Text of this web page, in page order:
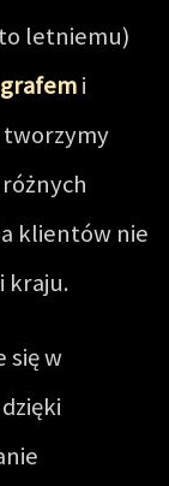
letniemu)
i
klientów nie
kraju.
się w